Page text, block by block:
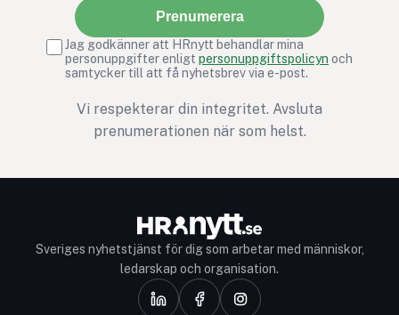
Prenumerera
Jag godkänner att HRnytt behandlar mina
personuppgifter enligt personuppgiftspolicyn och
samtycker till att få nyhetsbrev via e-post.
Vi respekterar din integritet. Avsluta
prenumerationen när som helst.
Sveriges nyhetstjänst för dig som arbetar med människor,
ledarskap och organisation.